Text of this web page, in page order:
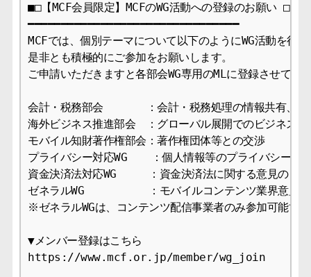
■□【MCF会員限定】MCFのWG活動への登録のお願い □■
━━━━━━━━━━━━━━━━━━━━━━━━━━━━━━━━
MCFでは、個別テーマについて以下のようにWG活動を行
是非とも積極的にご参加をお願いします。
ご申請いただきますと各部会WG専用のMLに登録させてい
会計・税務部会　　　　：会計・税務処理の情報共有、課
海外ビジネス推進部会　：グローバル展開でのビジネス支
モバイル知財著作権部会：著作権団体等との交渉
プライバシー対応WG  　：個人情報等のプライバシー対
資金決済法対応WG　　　：資金決済法に関する意見のと
ゼネラルWG　　　　　　：モバイルコンテンツ業界意見
※ゼネラルWGは、コンテンツ配信事業者のみ参加可能で
▼メンバー登録はこちら
https://www.mcf.or.jp/member/wg_join